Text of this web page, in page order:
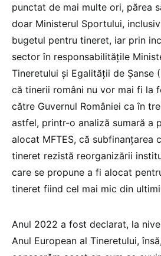
punctat de mai multe ori, părea
doar Ministerul Sportului,
bugetul pentru tineret, iar prin
sector în responsabilitățile
Tineretului și Egalității de Șanse
că tinerii români nu vor mai fi la
către Guvernul României ca în
astfel, printr-o analiză sumară a
alocat MFTES, că subfinanțarea
tineret rezistă reorganizării
care se propune a fi alocat
tineret fiind cel mai mic din
Anul 2022 a fost declarat, la
Anul European al Tineretului,